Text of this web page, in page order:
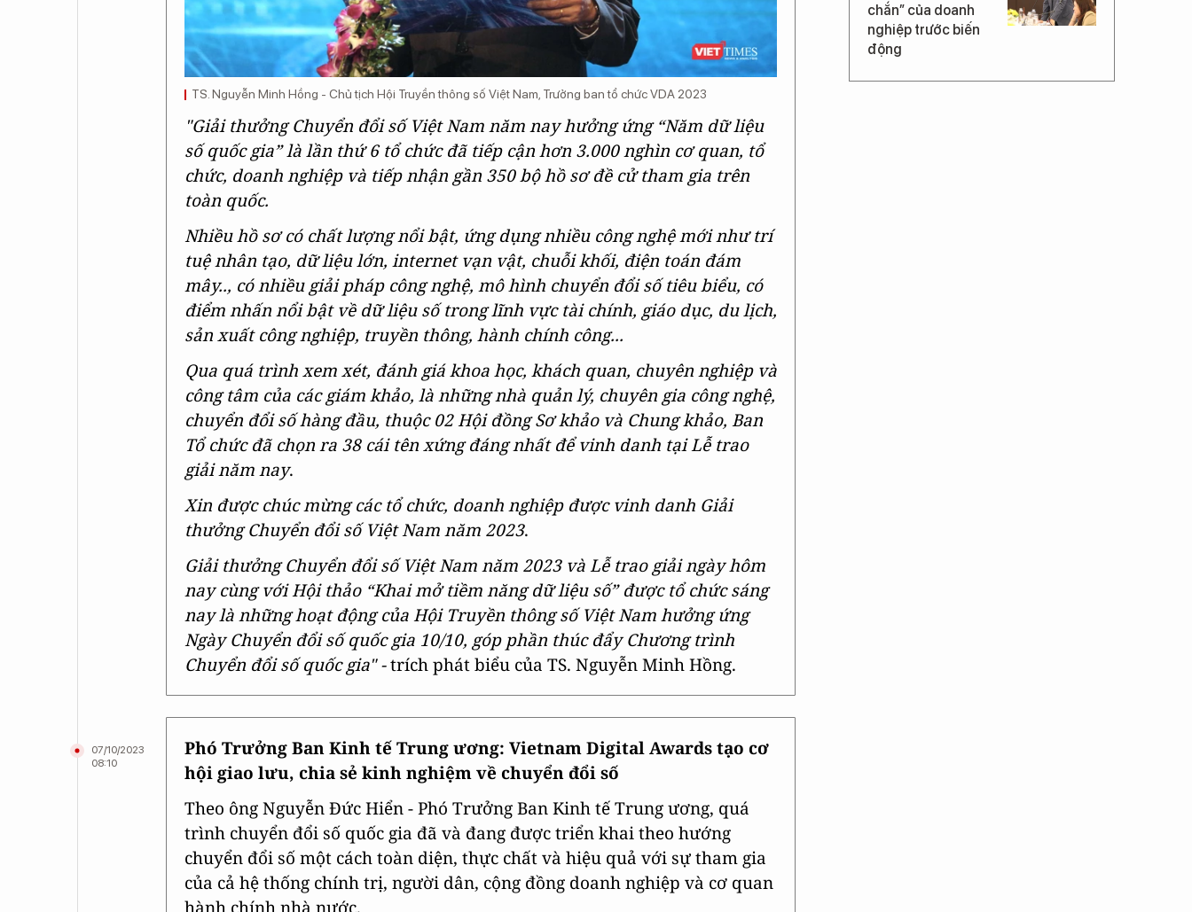
TS. Nguyễn Minh Hồng - Chủ tịch Hội Truyền thông số Việt Nam, Trưởng ban tổ chức VDA 2023
"Giải thưởng Chuyển đổi số Việt Nam năm nay hưởng ứng “Năm dữ liệu
số quốc gia” là lần thứ 6 tổ chức đã tiếp cận hơn 3.000 nghìn cơ quan, tổ
chức, doanh nghiệp và tiếp nhận gần 350 bộ hồ sơ đề cử tham gia trên
toàn quốc.
Nhiều hồ sơ có chất lượng nổi bật, ứng dụng nhiều công nghệ mới như trí
tuệ nhân tạo, dữ liệu lớn, internet vạn vật, chuỗi khối, điện toán đám
mây.., có nhiều giải pháp công nghệ, mô hình chuyển đổi số tiêu biểu, có
điểm nhấn nổi bật về dữ liệu số trong lĩnh vực tài chính, giáo dục, du lịch,
sản xuất công nghiệp, truyền thông, hành chính công...
Qua quá trình xem xét, đánh giá khoa học, khách quan, chuyên nghiệp và
công tâm của các giám khảo, là những nhà quản lý, chuyên gia công nghệ,
chuyển đổi số hàng đầu, thuộc 02 Hội đồng Sơ khảo và Chung khảo, Ban
Tổ chức đã chọn ra 38 cái tên xứng đáng nhất để vinh danh tại Lễ trao
giải năm nay.
Xin được chúc mừng các tổ chức, doanh nghiệp được vinh danh Giải
thưởng Chuyển đổi số Việt Nam năm 2023.
Giải thưởng Chuyển đổi số Việt Nam năm 2023 và Lễ trao giải ngày hôm
nay cùng với Hội thảo “Khai mở tiềm năng dữ liệu số” được tổ chức sáng
nay là những hoạt động của Hội Truyền thông số Việt Nam hưởng ứng
Ngày Chuyển đổi số quốc gia 10/10, góp phần thúc đẩy Chương trình
Chuyển đổi số quốc gia" -trích phát biểu của TS. Nguyễn Minh Hồng.
07/10/2023
08:10
Phó Trưởng Ban Kinh tế Trung ương: Vietnam Digital Awards tạo cơ
hội giao lưu, chia sẻ kinh nghiệm về chuyển đổi số
Theo ông Nguyễn Đức Hiển - Phó Trưởng Ban Kinh tế Trung ương, quá
trình chuyển đổi số quốc gia đã và đang được triển khai theo hướng
chuyển đổi số một cách toàn diện, thực chất và hiệu quả với sự tham gia
của cả hệ thống chính trị, người dân, cộng đồng doanh nghiệp và cơ quan
chắn” của doanh
nghiệp trước biến
động